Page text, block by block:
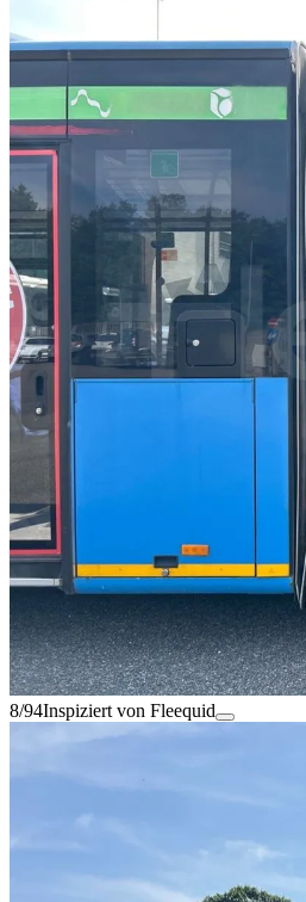
8/94Inspiziert von Fleequid